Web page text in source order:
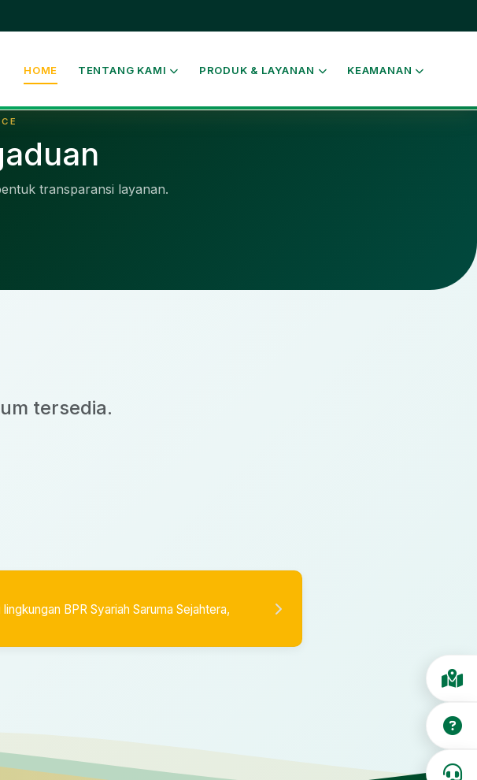
HOME TENTANG KAMI PRODUK & LAYANAN KEAMANAN
transparansi layanan.
tersedia.
lingkungan BPR Syariah Saruma Sejahtera,